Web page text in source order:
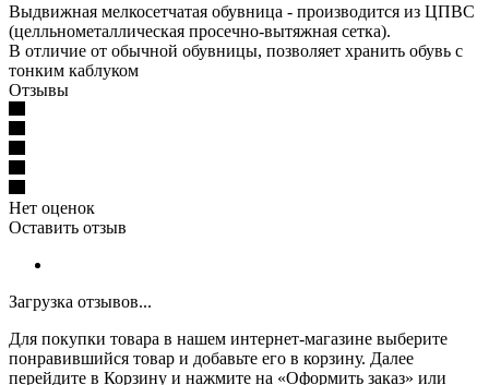
Выдвижная мелкосетчатая обувница - производится из ЦПВС
(целльнометаллическая просечно-вытяжная сетка).
В отличие от обычной обувницы, позволяет хранить обувь с
тонким каблуком
Отзывы
Нет оценок
Оставить отзыв
Загрузка отзывов...
Для покупки товара в нашем интернет-магазине выберите
понравившийся товар и добавьте его в корзину. Далее
перейдите в Корзину и нажмите на «Оформить заказ» или